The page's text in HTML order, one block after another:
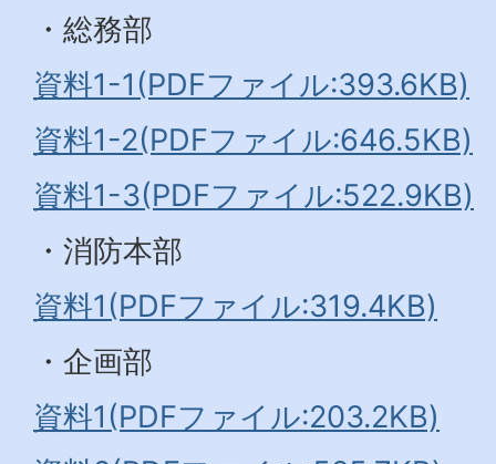
・総務部
資料1-1(PDFファイル:393.6KB)
資料1-2(PDFファイル:646.5KB)
資料1-3(PDFファイル:522.9KB)
・消防本部
資料1(PDFファイル:319.4KB)
・企画部
資料1(PDFファイル:203.2KB)